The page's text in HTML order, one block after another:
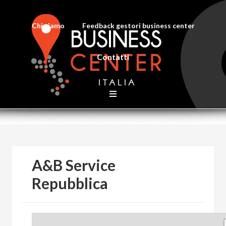
Chi siamo Feedback gestori business center
Contatti
A&B Service
Repubblica